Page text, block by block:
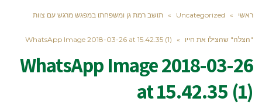
ראשי »
Uncategorized
» תושב רמת גן ומשפחתו במפגש מרגש עם צוות
"הצלה" שהצילו את חייו »
WhatsApp Image 2018-03-26 at 15.42.35 (1)
WhatsApp Image 2018-03-26
at 15.42.35 (1)